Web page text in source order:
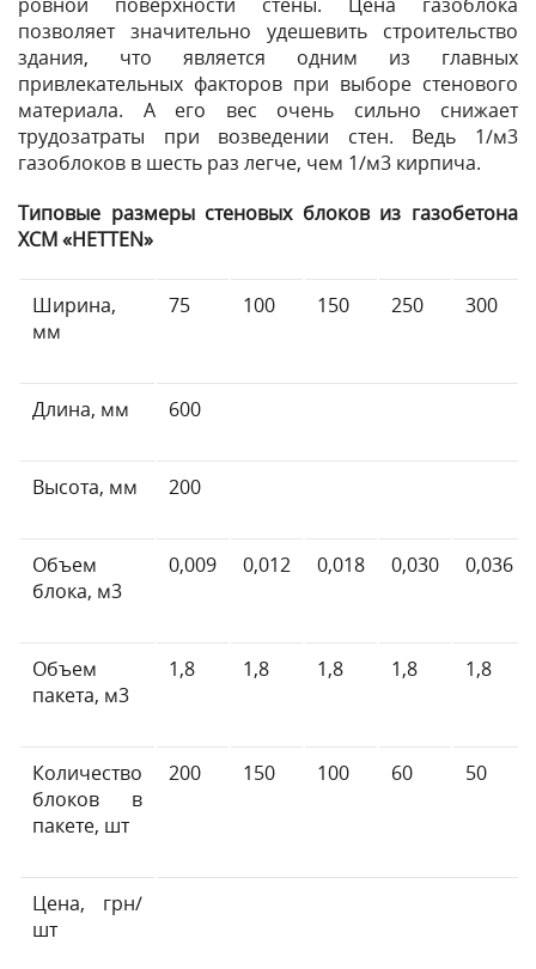
позволяет значительно удешевить строительство
здания, что является одним из главных
привлекательных факторов при выборе стенового
материала. А его вес очень сильно снижает
трудозатраты при возведении стен. Ведь 1/м3
газоблоков в шесть раз легче, чем 1/м3 кирпича.
Типовые размеры стеновых блоков из газобетона
ХСМ «HETTEN»
Ширина,
мм
75 100 150 250 300
Длина, мм 600
Высота, мм 200
Объем
блока, м3
0,009 0,012 0,018 0,030 0,036
Объем
пакета, м3
1,8 1,8 1,8 1,8 1,8
Количество
блоков в
пакете, шт
200 150 100 60 50
Цена, грн/
шт